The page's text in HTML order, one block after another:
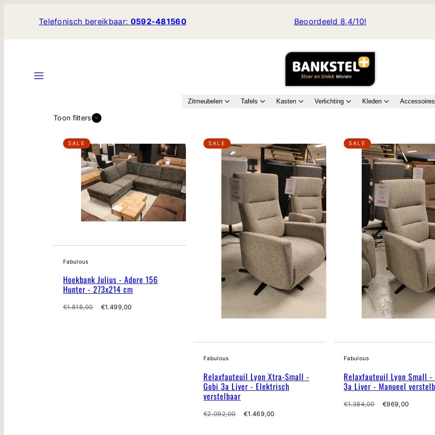
Telefonisch bereikbaar: 0592-481560 Beoordeeld 8,4/10!
missing:
Zitmeubelen Tafels Kasten Verlichting Kleden Accessoires
Toon filters
SALE
Fabulous
Hoekbank Julius - Adore 156
Hunter - 273x214 cm
Normale
€1.818,00 Verkoopprijs
€1.499,00
SALE
Fabulous
Relaxfauteuil Lyon Xtra-Small -
Gobi 3a Liver - Elektrisch
verstelbaar
Normale
€2.092,00 Verkoopprijs
€1.469,00
SALE
Fabulous
Relaxfauteuil Lyon Small -
3a Liver - Manueel
Normale
€1.384,00 Verkoopprijs
€969,00